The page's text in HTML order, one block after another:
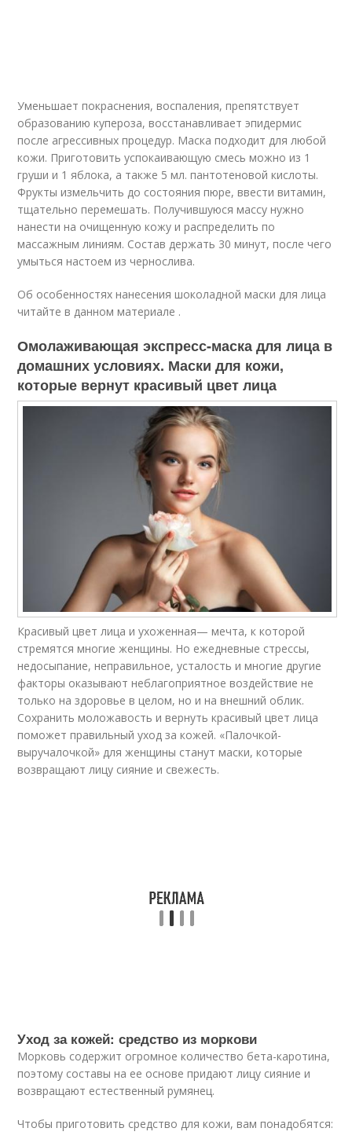
Уменьшает покраснения, воспаления, препятствует
образованию купероза, восстанавливает эпидермис
после агрессивных процедур. Маска подходит для любой
кожи. Приготовить успокаивающую смесь можно из 1
груши и 1 яблока, а также 5 мл. пантотеновой кислоты.
Фрукты измельчить до состояния пюре, ввести витамин,
тщательно перемешать. Получившуюся массу нужно
нанести на очищенную кожу и распределить по
массажным линиям. Состав держать 30 минут, после чего
умыться настоем из чернослива.
Об особенностях нанесения шоколадной маски для лица
читайте в данном материале .
Омолаживающая экспресс-маска для лица в
домашних условиях. Маски для кожи,
которые вернут красивый цвет лица
Красивый цвет лица и ухоженная— мечта, к которой
стремятся многие женщины. Но ежедневные стрессы,
недосыпание, неправильное, усталость и многие другие
факторы оказывают неблагоприятное воздействие не
только на здоровье в целом, но и на внешний облик.
Сохранить моложавость и вернуть красивый цвет лица
поможет правильный уход за кожей. «Палочкой-
выручалочкой» для женщины станут маски, которые
возвращают лицу сияние и свежесть.
Уход за кожей: средство из моркови
Морковь содержит огромное количество бета-каротина,
поэтому составы на ее основе придают лицу сияние и
возвращают естественный румянец.
Чтобы приготовить средство для кожи, вам понадобятся: